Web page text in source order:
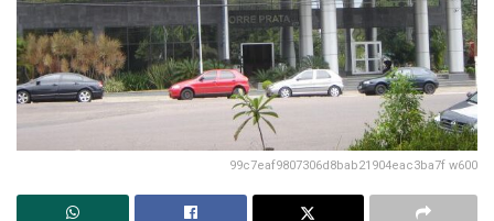
99c7eaf9807306d8bab21904eac3ba7f w600